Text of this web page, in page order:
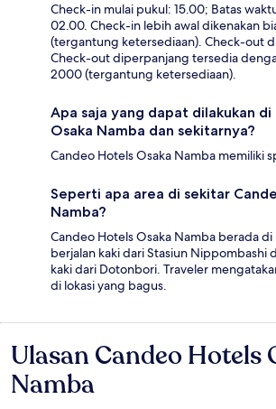
Check-in mulai pukul: 15.00; Batas
02.00. Check-in lebih awal dikenakan
(tergantung ketersediaan). Check-out
Check-out diperpanjang tersedia
2000 (tergantung ketersediaan).
Apa saja yang dapat dilakukan
Osaka Namba dan sekitarnya?
Candeo Hotels Osaka Namba memiliki
Seperti apa area di sekitar
Namba?
Candeo Hotels Osaka Namba berada
berjalan kaki dari Stasiun Nippombashi
kaki dari Dotonbori. Traveler
di lokasi yang bagus.
Ulasan
Ulasan Candeo Hotels
Namba